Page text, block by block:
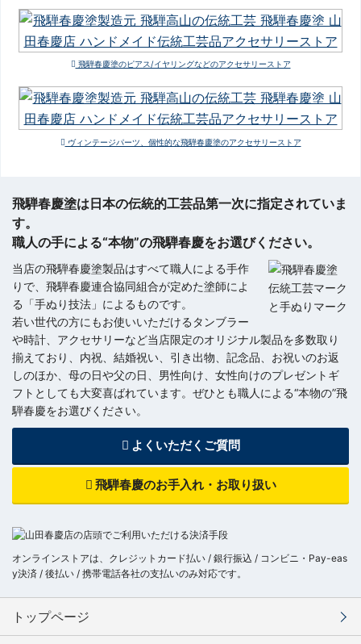
飛騨春慶塗のピアス/イヤリングなどのアクセサリーストア
ヴィンテージパーツ、個性的な飛騨春慶塗のアクセサリーストア
飛騨春慶塗は日本の伝統的工芸品第一次に指定されていま
す。
職人の手による“本物”の飛騨春慶をお選びください。
当店の飛騨春慶塗製品はすべて職人による手作
りで、飛騨春慶連合協同組合が定めた塗師によ
る「手ぬり技法」によるものです。
若い世代の方にもお使いいただけるタンブラー
や時計、アクセサリーなど当店限定のオリジナル製品を多数取り
揃えており、内祝、結婚祝い、引き出物、記念品、お祝いのお返
しのほか、母の日や父の日、男性向け、女性向けのプレゼントギ
フトとしても大変喜ばれています。ぜひとも職人による“本物の”飛
騨春慶をお選びください。
よくいただくご質問
飛騨春慶のお手入れ・お取り扱い
オンラインストアは、クレジットカード払い / 銀行振込 / コンビニ・Pay-eas
y決済 / 後払い / 携帯電話各社の支払いのみ対応です。
トップページ